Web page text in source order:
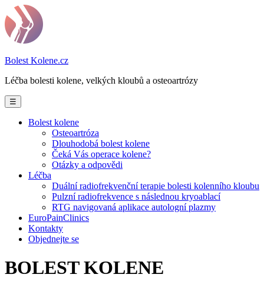
Prejsť
na
obsah
Bolest Kolene.cz
Léčba bolesti kolene, velkých kloubů a osteoartrózy
☰
Bolest kolene
Osteoartróza
Dlouhodobá bolest kolene
Čeká Vás operace kolene?
Otázky a odpovědi
Léčba
Duální radiofrekvenční terapie bolesti kolenního kloubu
Pulzní radiofrekvence s následnou kryoablací
RTG navigovaná aplikace autologní plazmy
EuroPainClinics
Kontakty
Objednejte se
BOLEST KOLENE